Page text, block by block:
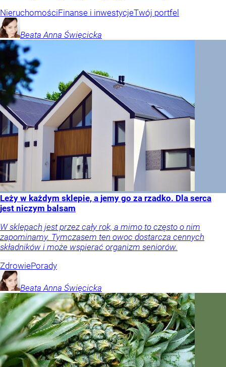
NieruchomościFinanse i inwestycjeTwój portfel
Beata Anna Święcicka
Leży w każdym sklepie, a jemy go za rzadko. Dla serca
jest niczym balsam
W sklepach jest przez cały rok, a mimo to często o nim
zapominamy. Tymczasem ten owoc dostarcza cennych
składników i może wspierać organizm seniorów.
ZdrowiePorady
Beata Anna Święcicka